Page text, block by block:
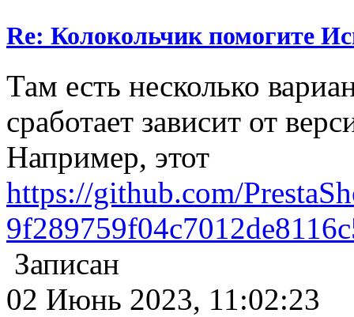
Re: Колокольчик помогите
Там есть несколько
сработает зависит от
Например, этот
https://github.com/
Записан
02 Июнь 2023, 11:02:23